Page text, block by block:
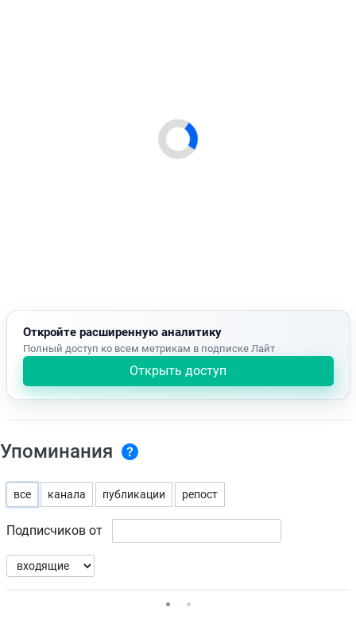
Откройте расширенную аналитику
Полный доступ ко всем метрикам в подписке Лайт
Открыть доступ
Упоминания
все канала публикации репост
Подписчиков от
Нет доступных упоминаний.